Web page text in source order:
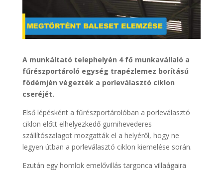
A munkáltató telephelyén 4 fő munkavállaló a
fűrészportároló egység trapézlemez borítású
födémjén végezték a porleválasztó ciklon
cseréjét.
Első lépésként a fűrészportárolóban a porleválasztó
ciklon előtt elhelyezkedő gumihevederes
szállítószalagot mozgatták el a helyéről, hogy ne
legyen útban a porleválasztó ciklon kiemelése során.
Ezután egy homlok emelővillás targonca villaágaira